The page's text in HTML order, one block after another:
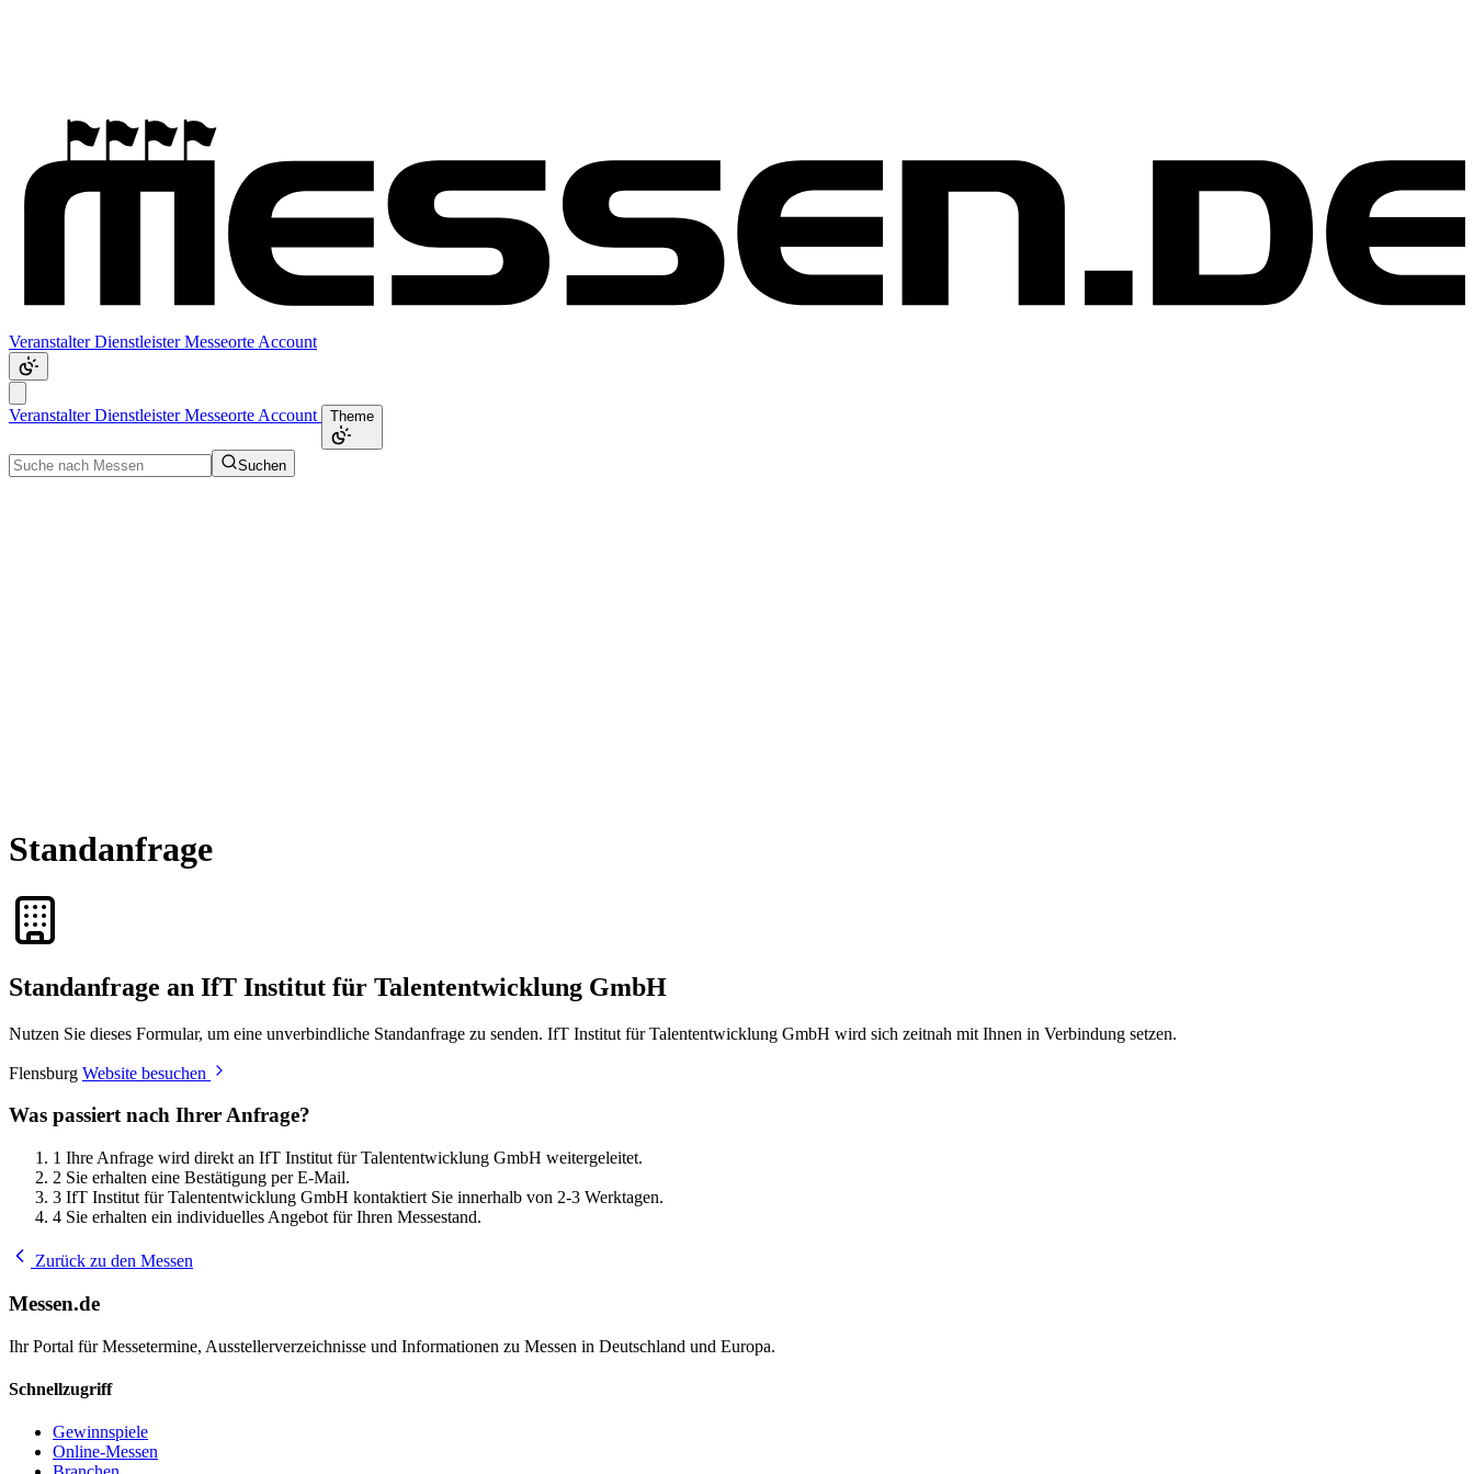
VeranstalterDienstleisterMesseorte Account
VeranstalterDienstleisterMesseorte Account Theme
Suchen
Standanfrage
Standanfrage an IfT Institut für Talententwicklung GmbH
Nutzen Sie dieses Formular, um eine unverbindliche Standanfrage zu senden. IfT Institut für Talententwicklung GmbH wird sich zeitnah mit Ihnen in Verbindung setzen.
Flensburg Website besuchen
Was passiert nach Ihrer Anfrage?
1 Ihre Anfrage wird direkt an IfT Institut für Talententwicklung GmbH weitergeleitet.
2 Sie erhalten eine Bestätigung per E-Mail.
3 IfT Institut für Talententwicklung GmbH kontaktiert Sie innerhalb von 2-3 Werktagen.
4 Sie erhalten ein individuelles Angebot für Ihren Messestand.
Zurück zu den Messen
Messen.de
Ihr Portal für Messetermine, Ausstellerverzeichnisse und Informationen zu Messen in Deutschland und Europa.
Schnellzugriff
Gewinnspiele
Online-Messen